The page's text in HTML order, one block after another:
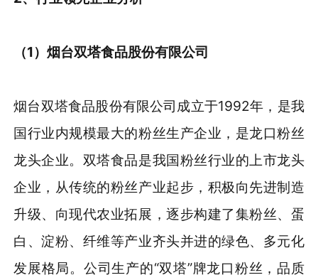
（1）烟台双塔食品股份有限公司
烟台双塔食品股份有限公司成立于1992年，是我
国行业内规模最大的粉丝生产企业，是龙口粉丝
龙头企业。双塔食品是我国粉丝行业的上市龙头
企业，从传统的粉丝产业起步，积极向先进制造
升级、向现代农业拓展，逐步构建了集粉丝、蛋
白、淀粉、纤维等产业齐头并进的绿色、多元化
发展格局。公司生产的“双塔”牌龙口粉丝，品质